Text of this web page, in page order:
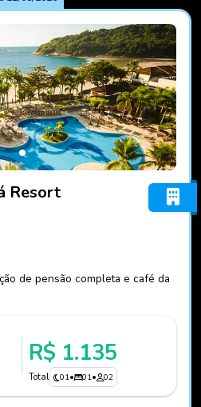
Resort
de pensão completa e café da
R$ 1.135
Total 01• 01• 02